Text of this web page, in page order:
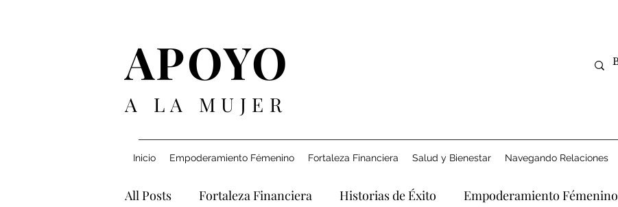
APOYO
A LA MUJER
Inicio Empoderamiento Fémenino Fortaleza Financiera Salud y Bienestar Navegando Relaciones
All Posts Fortaleza Financiera Historias de Éxito Empoderamiento Fémenino